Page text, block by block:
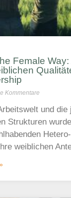
Female
Kommentare
und die
Strukturen
weiblichen